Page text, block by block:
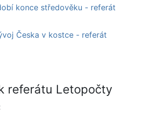
konce středověku - referát
Česka v kostce - referát
referátu Letopočty